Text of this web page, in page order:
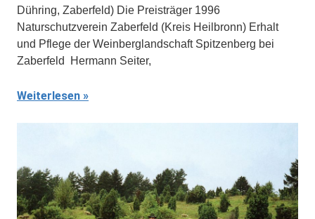
Dühring, Zaberfeld) Die Preisträger 1996
Naturschutzverein Zaberfeld (Kreis Heilbronn) Erhalt
und Pflege der Weinberglandschaft Spitzenberg bei
Zaberfeld Hermann Seiter,
Weiterlesen